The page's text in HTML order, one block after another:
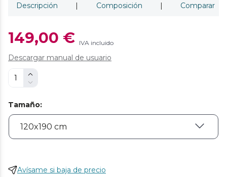
Descripción | Composición | Comparar
149,00 € IVA incluido
Descargar manual de usuario
Tamaño:
Avísame si baja de precio